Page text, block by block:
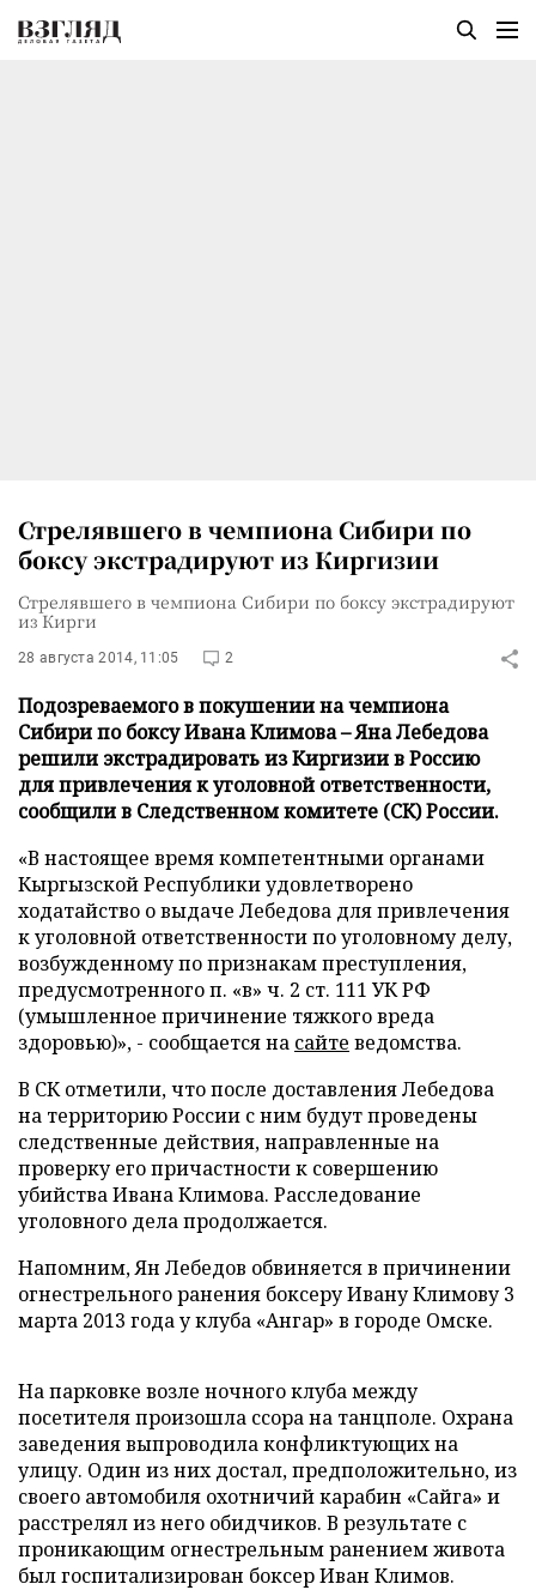
Стрелявшего в чемпиона Сибири по
боксу экстрадируют из Киргизии
Стрелявшего в чемпиона Сибири по боксу экстрадируют
из Кирги
28 августа 2014, 11:05 2
Подозреваемого в покушении на чемпиона
Сибири по боксу Ивана Климова – Яна Лебедова
решили экстрадировать из Киргизии в Россию
для привлечения к уголовной ответственности,
сообщили в Следственном комитете (СК) России.
«В настоящее время компетентными органами
Кыргызской Республики удовлетворено
ходатайство о выдаче Лебедова для привлечения
к уголовной ответственности по уголовному делу,
возбужденному по признакам преступления,
предусмотренного п. «в» ч. 2 ст. 111 УК РФ
(умышленное причинение тяжкого вреда
здоровью)», - сообщается на сайте ведомства.
В СК отметили, что после доставления Лебедова
на территорию России с ним будут проведены
следственные действия, направленные на
проверку его причастности к совершению
убийства Ивана Климова. Расследование
уголовного дела продолжается.
Напомним, Ян Лебедов обвиняется в причинении
огнестрельного ранения боксеру Ивану Климову 3
марта 2013 года у клуба «Ангар» в городе Омске.
На парковке возле ночного клуба между
посетителя произошла ссора на танцполе. Охрана
заведения выпроводила конфликтующих на
улицу. Один из них достал, предположительно, из
своего автомобиля охотничий карабин «Сайга» и
расстрелял из него обидчиков. В результате с
проникающим огнестрельным ранением живота
был госпитализирован боксер Иван Климов.